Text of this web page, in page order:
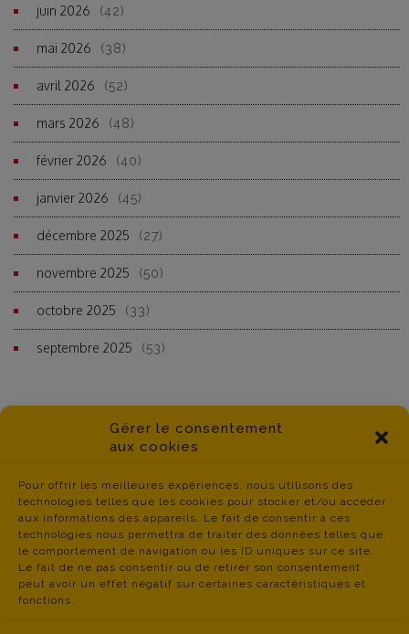
Gérer le consentement
aux cookies
Pour offrir les meilleures expériences, nous utilisons des
technologies telles que les cookies pour stocker et/ou accéder
aux informations des appareils. Le fait de consentir à ces
technologies nous permettra de traiter des données telles que
le comportement de navigation ou les ID uniques sur ce site.
Le fait de ne pas consentir ou de retirer son consentement
peut avoir un effet négatif sur certaines caractéristiques et
fonctions.
juin 2026 (42)
mai 2026 (38)
avril 2026 (52)
mars 2026 (48)
février 2026 (40)
janvier 2026 (45)
décembre 2025 (27)
novembre 2025 (50)
octobre 2025 (33)
septembre 2025 (53)